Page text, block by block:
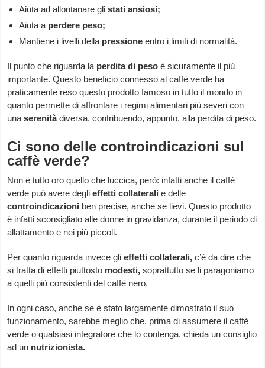
Aiuta ad allontanare glistati ansiosi;
Aiuta a perdere peso;
Mantiene i livelli della pressione entro i limiti di normalità.
Il punto che riguarda la perdita di peso è sicuramente il più
importante. Questo beneficio connesso al caffè verde ha
praticamente reso questo prodotto famoso in tutto il mondo in
quanto permette di affrontare i regimi alimentari più severi con
unaserenitàdiversa, contribuendo, appunto, alla perdita di peso.
Ci sono delle controindicazioni sul
caffè verde?
Non è tutto oro quello che luccica, però: infatti anche il caffè
verde può avere deglieffetti collaterali e delle
controindicazioni ben precise, anche se lievi. Questo prodotto
è infatti sconsigliato alle donne in gravidanza, durante il periodo di
allattamento e nei più piccoli.
Per quanto riguarda invece glieffetti collaterali, c’è da dire che
si tratta di effetti piuttosto modesti, soprattutto se li paragoniamo
a quelli più consistenti del caffè nero.
In ogni caso, anche se è stato largamente dimostrato il suo
funzionamento, sarebbe meglio che, prima di assumere il caffè
verde o qualsiasi integratore che lo contenga, chieda un consiglio
ad un nutrizionista.